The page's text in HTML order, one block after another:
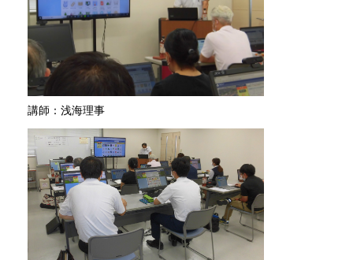
講師：浅海理事